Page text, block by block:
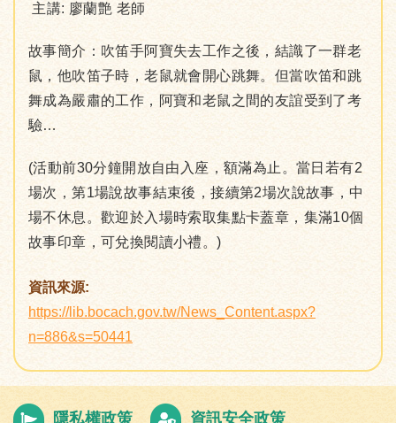
主講: 廖蘭艶 老師
故事簡介：吹笛手阿寶失去工作之後，結識了一群老
鼠，他吹笛子時，老鼠就會開心跳舞。但當吹笛和跳
舞成為嚴肅的工作，阿寶和老鼠之間的友誼受到了考
驗…
(活動前30分鐘開放自由入座，額滿為止。當日若有2
場次，第1場說故事結束後，接續第2場次說故事，中
場不休息。歡迎於入場時索取集點卡蓋章，集滿10個
故事印章，可兌換閱讀小禮。)
資訊來源:
https://lib.bocach.gov.tw/News_Content.aspx?
n=886&s=50441
隱私權政策 資訊安全政策